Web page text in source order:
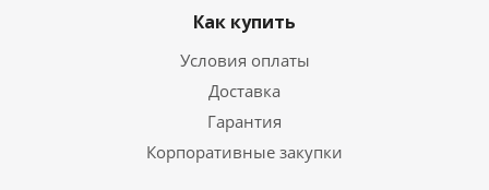
Как купить
Условия оплаты
Доставка
Гарантия
Корпоративные закупки